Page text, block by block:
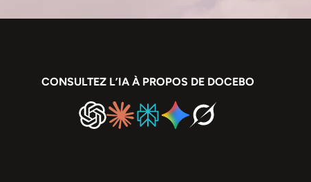
CONSULTEZ L’IA À PROPOS DE DOCEBO